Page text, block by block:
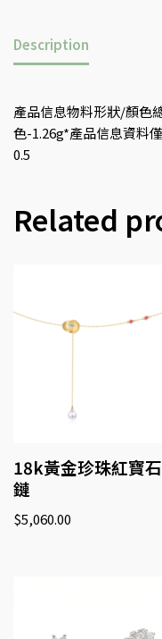
Description
產品信息物料形狀/顏色
色-1.26g*產品信息資料
0.5
Related
18k黃金珍珠紅寶
鏈
$5,060.00